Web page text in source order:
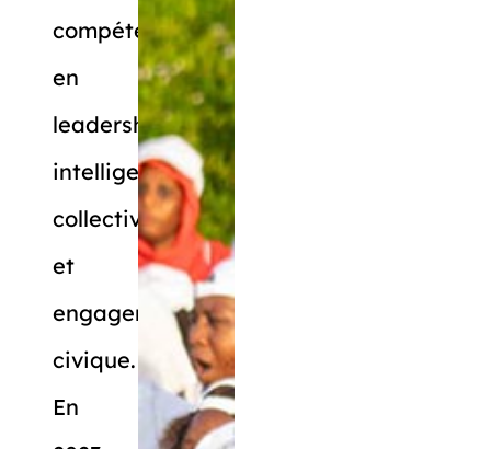
compétences
en
leadership,
intelligence
collective
et
engagement
civique.
En